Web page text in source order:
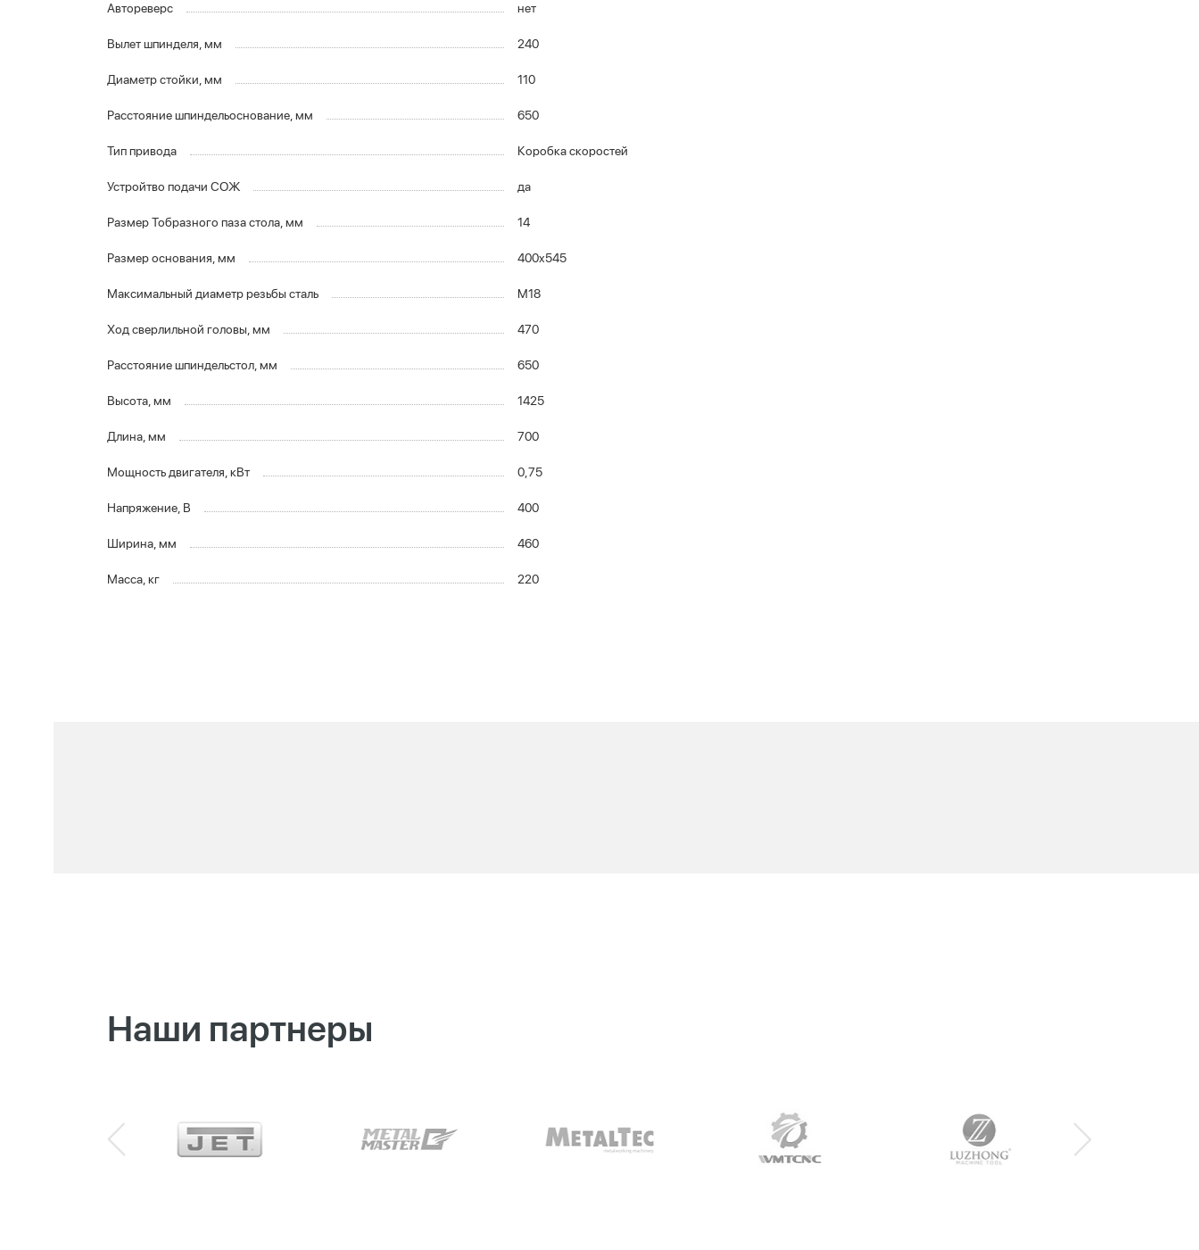
Автореверс нет
Вылет шпинделя, мм 240
Диаметр стойки, мм 110
Расстояние шпиндельоснование, мм 650
Тип привода Коробка скоростей
Устройтво подачи СОЖ да
Размер Тобразного паза стола, мм 14
Размер основания, мм 400x545
Максимальный диаметр резьбы сталь M18
Ход сверлильной головы, мм 470
Расстояние шпиндельстол, мм 650
Высота, мм 1425
Длина, мм 700
Мощность двигателя, кВт 0,75
Напряжение, В 400
Ширина, мм 460
Масса, кг 220
Наши партнеры